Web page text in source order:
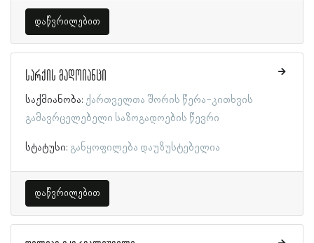
დაწვრილებით
სარქის მადოიანცი
საქმიანობა: ქართველთა შორის წერა-კითხვის
გამავრცელებელი საზოგადოების წევრი
სტატუსი: განყოფილება დაუზუსტებელია
დაწვრილებით